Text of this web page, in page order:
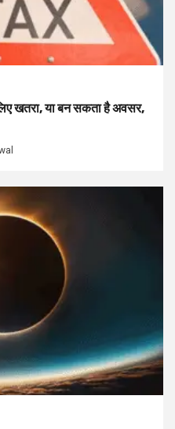
खतरा, या बन सकता है अवसर,